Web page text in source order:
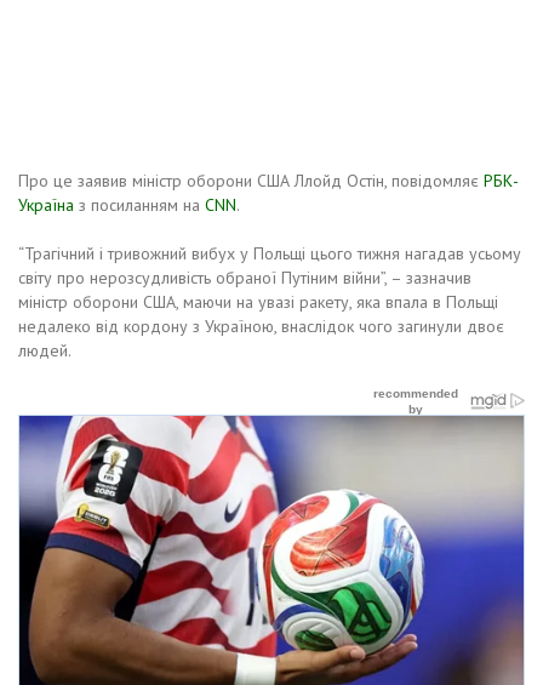
Про це заявив міністр оборони США Ллойд Остін, повідомляє РБК-
Україна з посиланням на CNN.
“Трагічний і тривожний вибух у Польщі цього тижня нагадав усьому
світу про нерозсудливість обраної Путіним війни”, – зазначив
міністр оборони США, маючи на увазі ракету, яка впала в Польщі
недалеко від кордону з Україною, внаслідок чого загинули двоє
людей.